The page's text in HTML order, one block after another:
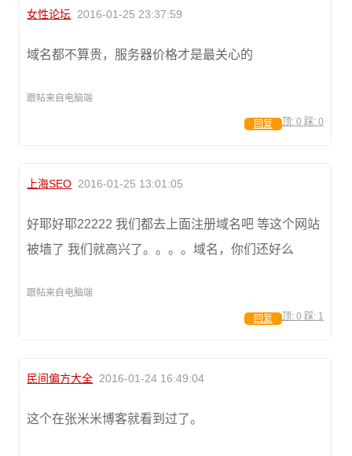
女性论坛 2016-01-25 23:37:59
域名都不算贵，服务器价格才是最关心的
跟帖来自电脑端
顶: 0 踩: 0
回复
上海SEO 2016-01-25 13:01:05
好耶好耶22222 我们都去上面注册域名吧 等这个网站
被墙了 我们就高兴了。。。。域名，你们还好么
跟帖来自电脑端
顶: 0 踩: 1
回复
民间偏方大全 2016-01-24 16:49:04
这个在张米米博客就看到过了。